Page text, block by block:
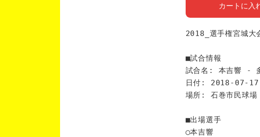
カートに入
2018_選手権宮城大
■試合情報
試合名: 本吉響 -
日付: 2018-07-17
場所: 石巻市民球場
■出場選手
◯本吉響